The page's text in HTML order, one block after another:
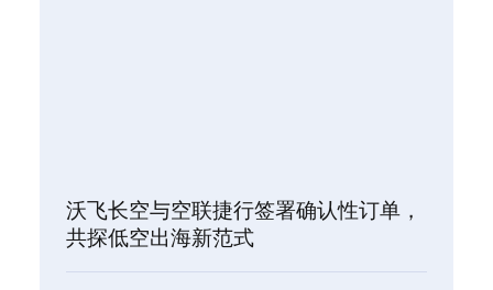
沃飞长空与空联捷行签署确认性订单，
共探低空出海新范式